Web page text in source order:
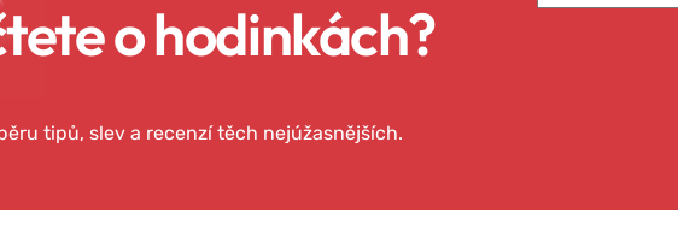
o hodinkách?
tipů, slev a recenzí těch nejúžasnějších.